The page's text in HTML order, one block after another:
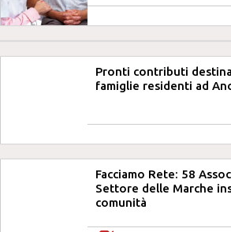
Pronti contributi
famiglie residenti ad
Facciamo Rete: 58
Settore delle Marche
comunità